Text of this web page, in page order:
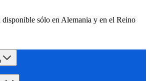
disponible sólo en Alemania y en el Reino